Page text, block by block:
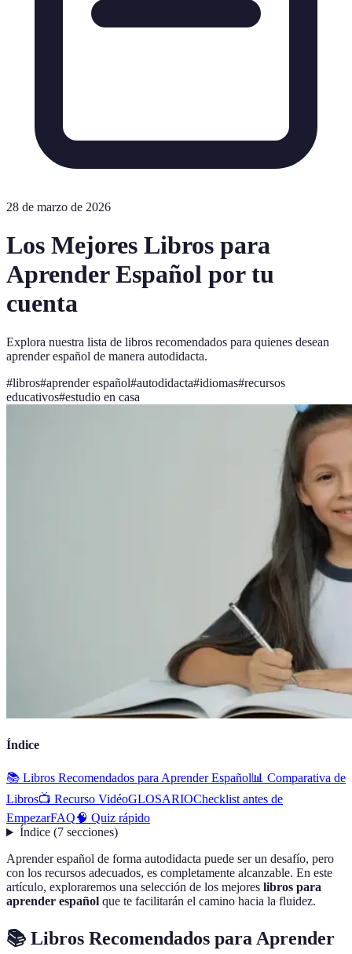
28 de marzo de 2026
Los Mejores Libros para
Aprender Español por tu
cuenta
Explora nuestra lista de libros recomendados para quienes desean
aprender español de manera autodidacta.
#libros#aprender español#autodidacta#idiomas#recursos
educativos#estudio en casa
Índice
📚 Libros Recomendados para Aprender Español📊 Comparativa de
Libros📺 Recurso VidéoGLOSARIOChecklist antes de
EmpezarFAQ🧠 Quiz rápido
Índice(7 secciones)
Aprender español de forma autodidacta puede ser un desafío, pero
con los recursos adecuados, es completamente alcanzable. En este
artículo, exploraremos una selección de los mejores libros para
aprender español que te facilitarán el camino hacia la fluidez.
📚 Libros Recomendados para Aprender